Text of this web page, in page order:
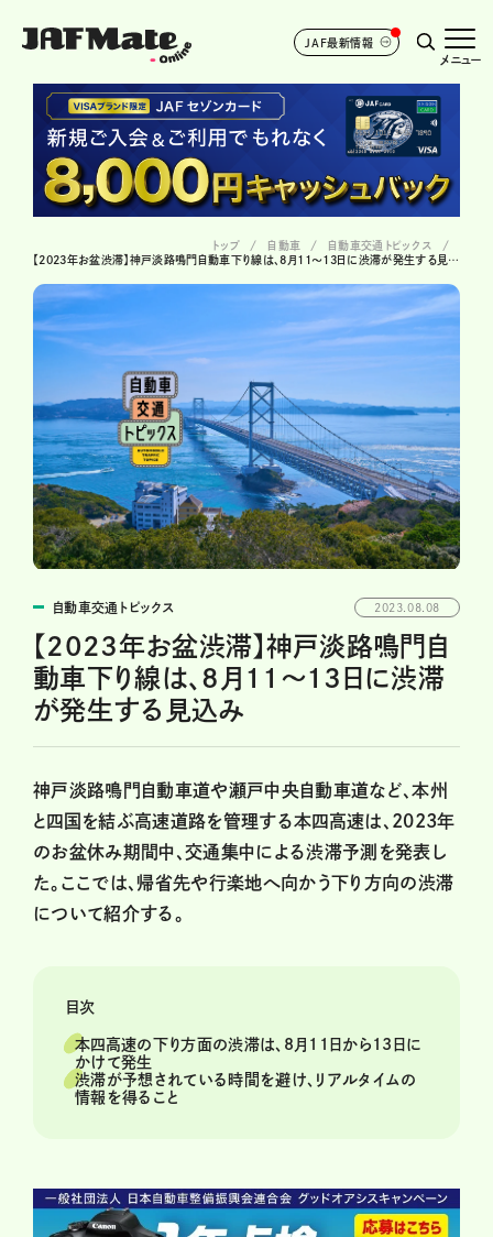
JAF最新情報
メニュー
トップ 自動車
自動車交通トピックス
【2023年お盆渋滞】神戸淡路鳴門自動車下り線は、8月11～13日に渋滞が発生する見込み
自動車交通トピックス 2023.08.08
【2023年お盆渋滞】神戸淡路鳴門自
動車下り線は、8月11～13日に渋滞
が発生する見込み
神戸淡路鳴門自動車道や瀬戸中央自動車道など、本州
と四国を結ぶ高速道路を管理する本四高速は、2023年
のお盆休み期間中、交通集中による渋滞予測を発表し
た。ここでは、帰省先や行楽地へ向かう下り方向の渋滞
について紹介する。
目次
本四高速の下り方面の渋滞は、8月11日から13日に
かけて発生
渋滞が予想されている時間を避け、リアルタイムの
情報を得ること